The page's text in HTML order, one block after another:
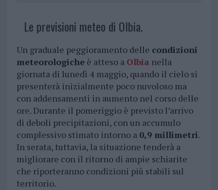
Le previsioni meteo di Olbia.
Un graduale peggioramento delle condizioni
meteorologicheè atteso a Olbia nella
giornata di lunedì 4 maggio, quando il cielo si
presenterà inizialmente poco nuvoloso ma
con addensamenti in aumento nel corso delle
ore. Durante il pomeriggio è previsto l’arrivo
di deboli precipitazioni, con un accumulo
complessivo stimato intorno a 0,9 millimetri.
In serata, tuttavia, la situazione tenderà a
migliorare con il ritorno di ampie schiarite
che riporteranno condizioni più stabili sul
territorio.